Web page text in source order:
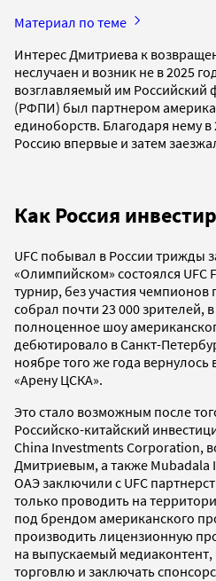
Материал по теме
Интерес Дмитриева к
неслучаен и возник не в 2025
возглавляемый им
(РФПИ) был партнером
единоборств. Благодаря нему в
Россию впервые и затем
Как Россия
UFC побывал в России трижды
«Олимпийском» состоялся
турнир, без участия
собрал почти 23 000 зрителей,
полноценное шоу
дебютировало в Санкт-
ноябре того же года
«Арену ЦСКА».
Это стало возможным после
Российско-китайский
China Investments Corporation,
Дмитриевым, а также Mubadala
ОАЭ заключили с UFC
только проводить на
под брендом американского
производить лицензионную
на выпускаемый медиаконтент,
торговлю и заключать